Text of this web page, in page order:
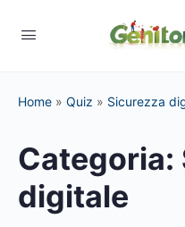
Home » Quiz » Sicurezza
Categoria:
digitale